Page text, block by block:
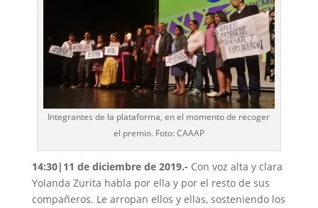
Integrantes de la plataforma, en el momento de recoger
el premio. Foto: CAAAP
14:30|11 de diciembre de 2019.- Con voz alta y clara
Yolanda Zurita habla por ella y por el resto de sus
compañeros. Le arropan ellos y ellas, sosteniendo los